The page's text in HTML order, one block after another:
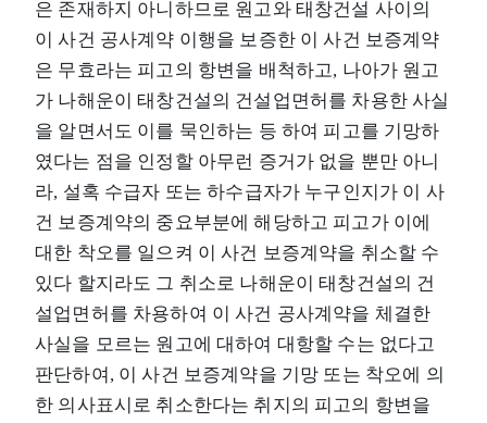
은 존재하지 아니하므로 원고와 태창건설 사이의
이 사건 공사계약 이행을 보증한 이 사건 보증계약
은 무효라는 피고의 항변을 배척하고, 나아가 원고
가 나해운이 태창건설의 건설업면허를 차용한 사실
을 알면서도 이를 묵인하는 등 하여 피고를 기망하
였다는 점을 인정할 아무런 증거가 없을 뿐만 아니
라, 설혹 수급자 또는 하수급자가 누구인지가 이 사
건 보증계약의 중요부분에 해당하고 피고가 이에
대한 착오를 일으켜 이 사건 보증계약을 취소할 수
있다 할지라도 그 취소로 나해운이 태창건설의 건
설업면허를 차용하여 이 사건 공사계약을 체결한
사실을 모르는 원고에 대하여 대항할 수는 없다고
판단하여, 이 사건 보증계약을 기망 또는 착오에 의
한 의사표시로 취소한다는 취지의 피고의 항변을